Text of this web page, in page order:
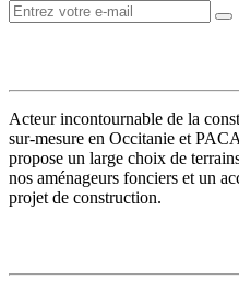
Acteur incontournable de la
sur-mesure en Occitanie et
propose un large choix de
nos aménageurs fonciers et un
projet de construction.